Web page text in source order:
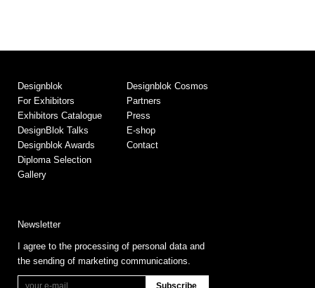
Designblok
For Exhibitors
Exhibitors Catalogue
DesignBlok Talks
Designblok Awards
Diploma Selection
Gallery
Designblok Cosmos
Partners
Press
E-shop
Contact
Newsletter
I agree to the processing of personal data and
the sending of marketing communications.